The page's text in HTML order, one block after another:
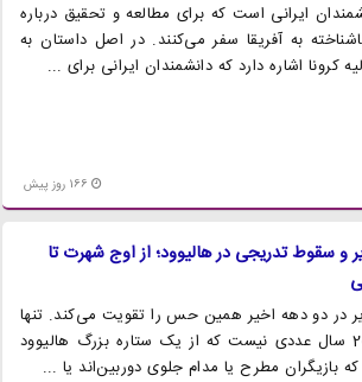
ایرانی است که برای مطالعه و تحقیق درباره
به آفریقا سفر می‌کنند. در اصل داستان به
کرونا اشاره دارد که دانشمندان ایرانی برای ...
166 روز پیش
و سقوط تدریجی در هالیوود؛ از اوج شهرت تا
در دو دهه اخیر همین حس را تقویت می‌کند. تنها
8 فیلم در نزدیک به 20 سال عددی نیست که از یک ستاره بزرگ هالیوود
بازیگران مطرح یا مدام جلوی دوربین‌اند یا ...